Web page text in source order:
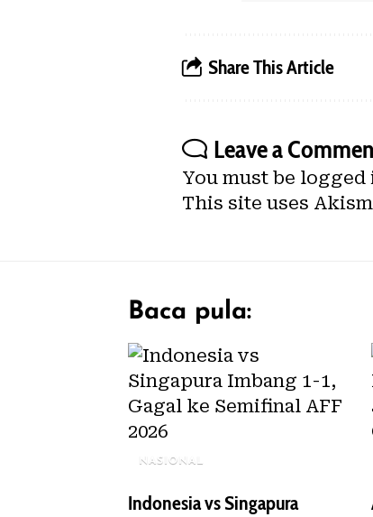
Share This Article
Leave a
You must be logged
This site uses
Baca pula:
NASIONAL
Indonesia vs Singapura